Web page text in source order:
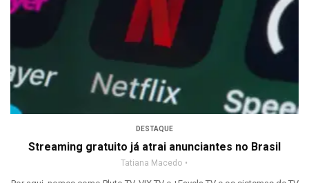
DESTAQUE
Streaming gratuito já atrai anunciantes no Brasil
Tatiana Macedo